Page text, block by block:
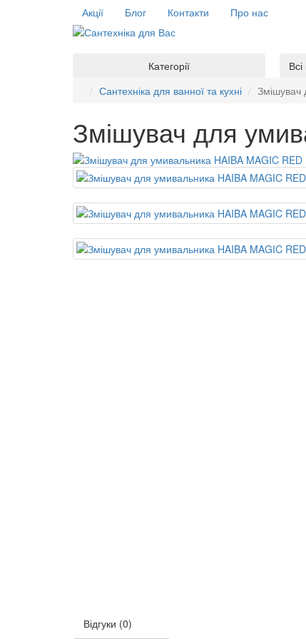
Акції Блог Контакти Про нас
Всі
Категорії
Сантехніка для ванної та кухні
Змішувач
Змішувач для
Відгуки (0)